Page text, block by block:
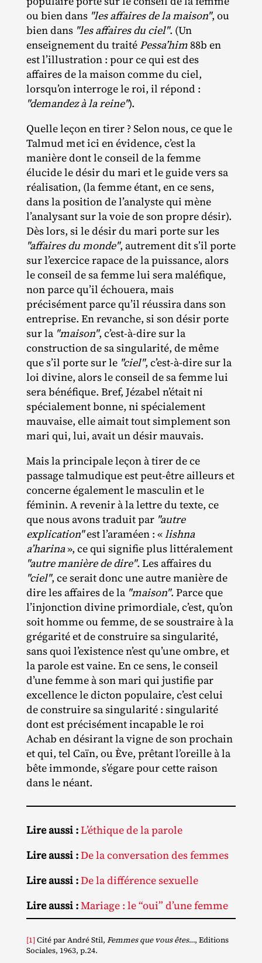
ou bien dans "les affaires de la maison", ou
bien dans "les affaires du ciel". (Un
enseignement du traitéPessa’him88b en
est l’illustration : pour ce qui est des
affaires de la maison comme du ciel,
lorsqu’on interroge le roi, il répond :
"demandez à la reine").
Quelle leçon en tirer ? Selon nous, ce que le
Talmud met ici en évidence, c’est la
manière dont le conseil de la femme
élucide le désir du mari et le guide vers sa
réalisation, (la femme étant, en ce sens,
dans la position de l’analyste qui mène
l’analysant sur la voie de son propre désir).
Dès lors, si le désir du mari porte sur les
"affaires du monde", autrement dit s’il porte
sur l’exercice rapace de la puissance, alors
le conseil de sa femme lui sera maléfique,
non parce qu’il échouera, mais
précisément parce qu’il réussira dans son
entreprise. En revanche, si son désir porte
sur la "maison", c’est-à-dire sur la
construction de sa singularité, de même
que s’il porte sur le "ciel", c’est-à-dire sur la
loi divine, alors le conseil de sa femme lui
sera bénéfique. Bref, Jézabel n’était ni
spécialement bonne, ni spécialement
mauvaise, elle aimait tout simplement son
mari qui, lui, avait un désir mauvais.
Mais la principale leçon à tirer de ce
passage talmudique est peut‐​être ailleurs et
concerne également le masculin et le
féminin. A revenir à la lettre du texte, ce
que nous avons traduit par "autre
explication"est l’araméen : «lishna
a’harina», ce qui signifie plus littéralement
"autre manière de dire". Les affaires du
"ciel", ce serait donc une autre manière de
dire les affaires de la "maison". Parce que
l’injonction divine primordiale, c’est, qu’on
soit homme ou femme, de se soustraire à la
grégarité et de construire sa singularité,
sans quoi l’existence n’est qu’une ombre, et
la parole est vaine. En ce sens, le conseil
d’une femme à son mari qui justifie par
excellence le dicton populaire, c’est celui
de construire sa singularité : singularité
dont est précisément incapable le roi
Achab en désirant la vigne de son prochain
et qui, tel Caïn, ou Ève, prêtant l’oreille à la
bête immonde, s’égare pour cette raison
dans le néant.
Lire aussi :L’éthique de la parole
Lire aussi :De la conversation des femmes
Lire aussi :De la différence sexuelle
Lire aussi :Mariage : le “oui” d’une femme
[1] Cité par André Stil, Femmes que vous êtes…, Editions
Sociales, 1963, p.24.